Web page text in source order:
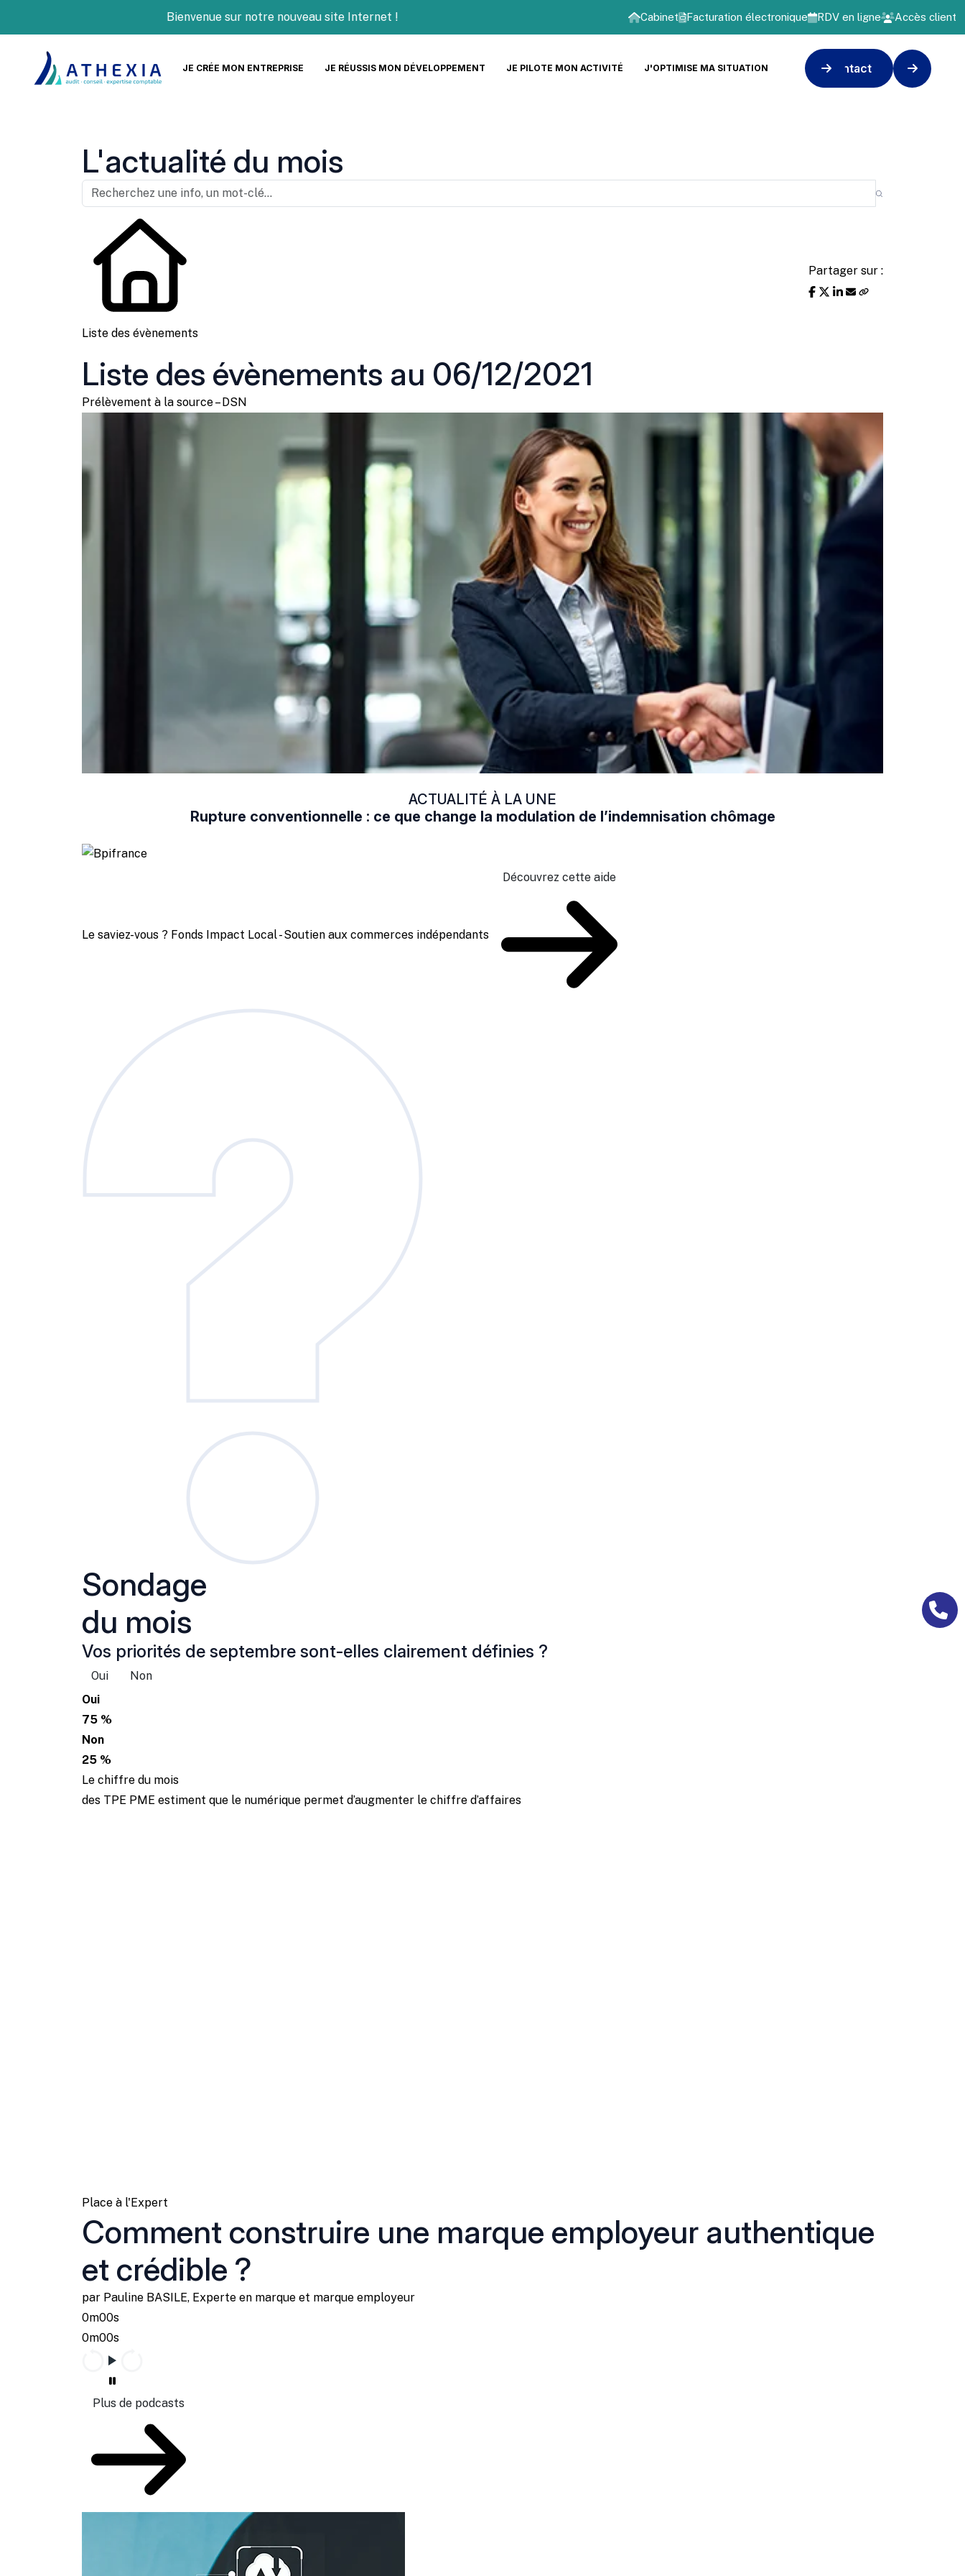
Bienvenue sur notre nouveau site Internet ! Cabinet Facturation électronique RDV en ligne Accès client
JE CRÉE MON ENTREPRISE JE RÉUSSIS MON DÉVELOPPEMENT JE PILOTE MON ACTIVITÉ J'OPTIMISE MA SITUATION Contact
L'actualité du mois
Liste des évènements
Partager sur :
Liste des évènements au 06/12/2021
Prélèvement à la source – DSN
ACTUALITÉ À LA UNE
Rupture conventionnelle : ce que change la modulation de l’indemnisation chômage
Le saviez-vous ? Fonds Impact Local - Soutien aux commerces indépendants
Découvrez cette aide
Sondage
du mois
Vos priorités de septembre sont-elles clairement définies ?
Oui
Non
Oui
75 %
Non
25 %
Le chiffre du mois
des TPE PME estiment que le numérique permet d’augmenter le chiffre d’affaires
Place à l'Expert
Comment construire une marque employeur authentique
et crédible ?
par Pauline BASILE, Experte en marque et marque employeur
0m00s
0m00s
Plus de podcasts